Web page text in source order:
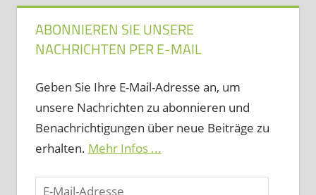
ABONNIEREN SIE UNSERE
NACHRICHTEN PER E-MAIL
Geben Sie Ihre E-Mail-Adresse an, um
unsere Nachrichten zu abonnieren und
Benachrichtigungen über neue Beiträge zu
erhalten. Mehr Infos ...
E-